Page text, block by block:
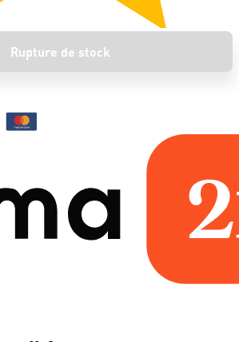
Rupture de stock